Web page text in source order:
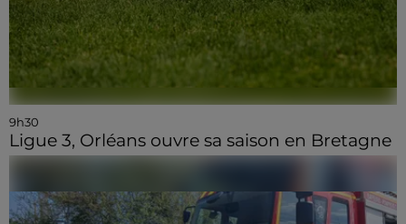
9h30
Ligue 3, Orléans ouvre sa saison en Bretagne